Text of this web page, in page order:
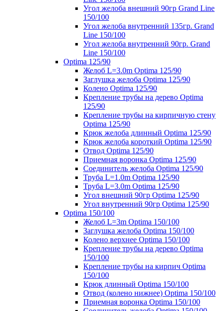
Угол желоба внешний 90гр Grand Line
150/100
Угол желоба внутренний 135гр. Grand
Line 150/100
Угол желоба внутренний 90гр. Grand
Line 150/100
Optima 125/90
Желоб L=3.0m Optima 125/90
Заглушка желоба Optima 125/90
Колено Optima 125/90
Крепление трубы на дерево Optima
125/90
Крепление трубы на кирпичную стену
Optima 125/90
Крюк желоба длинный Optima 125/90
Крюк желоба короткий Optima 125/90
Отвод Optima 125/90
Приемная воронка Optima 125/90
Соединитель желоба Optima 125/90
Труба L=1.0m Optima 125/90
Труба L=3.0m Optima 125/90
Угол внешний 90гр Optima 125/90
Угол внутренний 90гр Optima 125/90
Optima 150/100
Желоб L=3m Optima 150/100
Заглушка желоба Optima 150/100
Колено верхнее Optima 150/100
Крепление трубы на дерево Optima
150/100
Крепление трубы на кирпич Optima
150/100
Крюк длинный Optima 150/100
Отвод (колено нижнее) Optima 150/100
Приемная воронка Optima 150/100